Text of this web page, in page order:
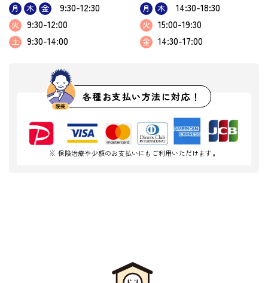
月 木 金 9:30-12:30
火 9:30-12:00
土 9:30-14:00
月 木 14:30-18:30
火 15:00-19:30
金 14:30-17:00
各種お支払い方法に対応！
※ 保険治療や少額のお支払いにもご利用いただけます。